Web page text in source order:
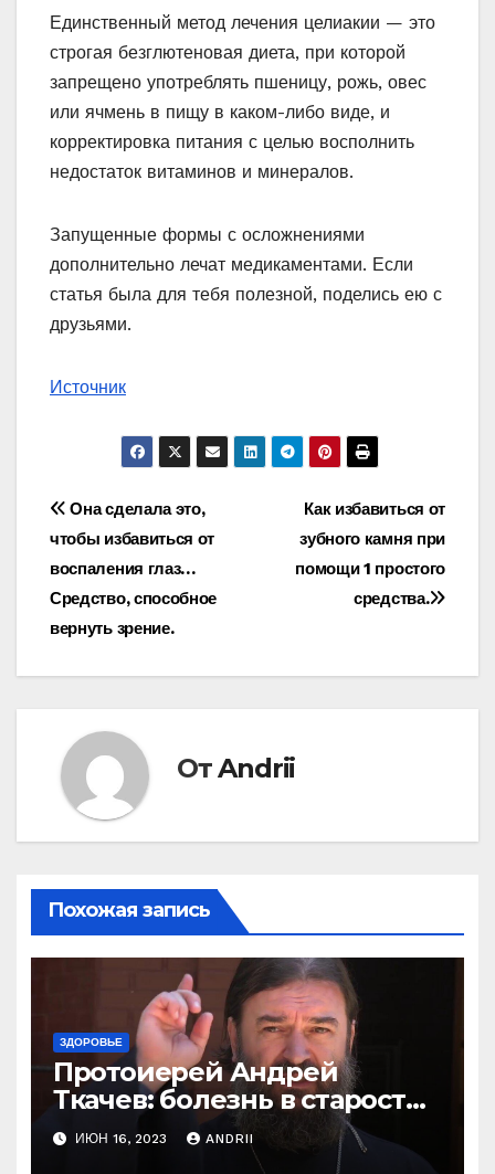
Единственный метод лечения целиакии — это
строгая безглютеновая диета, при которой
запрещено употреблять пшеницу, рожь, овес
или ячмень в пищу в каком-либо виде, и
корректировка питания с целью восполнить
недостаток витаминов и минералов.
Запущенные формы с осложнениями
дополнительно лечат медикаментами. Если
статья была для тебя полезной, поделись ею с
друзьями.
Источник
Навигация
по
записям
Как избавиться от
зубного камня при
помощи 1 простого
средства.
Она сделала это,
чтобы избавиться от
воспаления глаз…
Средство, способное
вернуть зрение.
ОтAndrii
Похожая запись
ЗДОРОВЬЕ
Протоиерей Андрей
Ткачев: болезнь в старости
— это расплата за грехи?
Вот те раз!
ИЮН 16, 2023 ANDRII